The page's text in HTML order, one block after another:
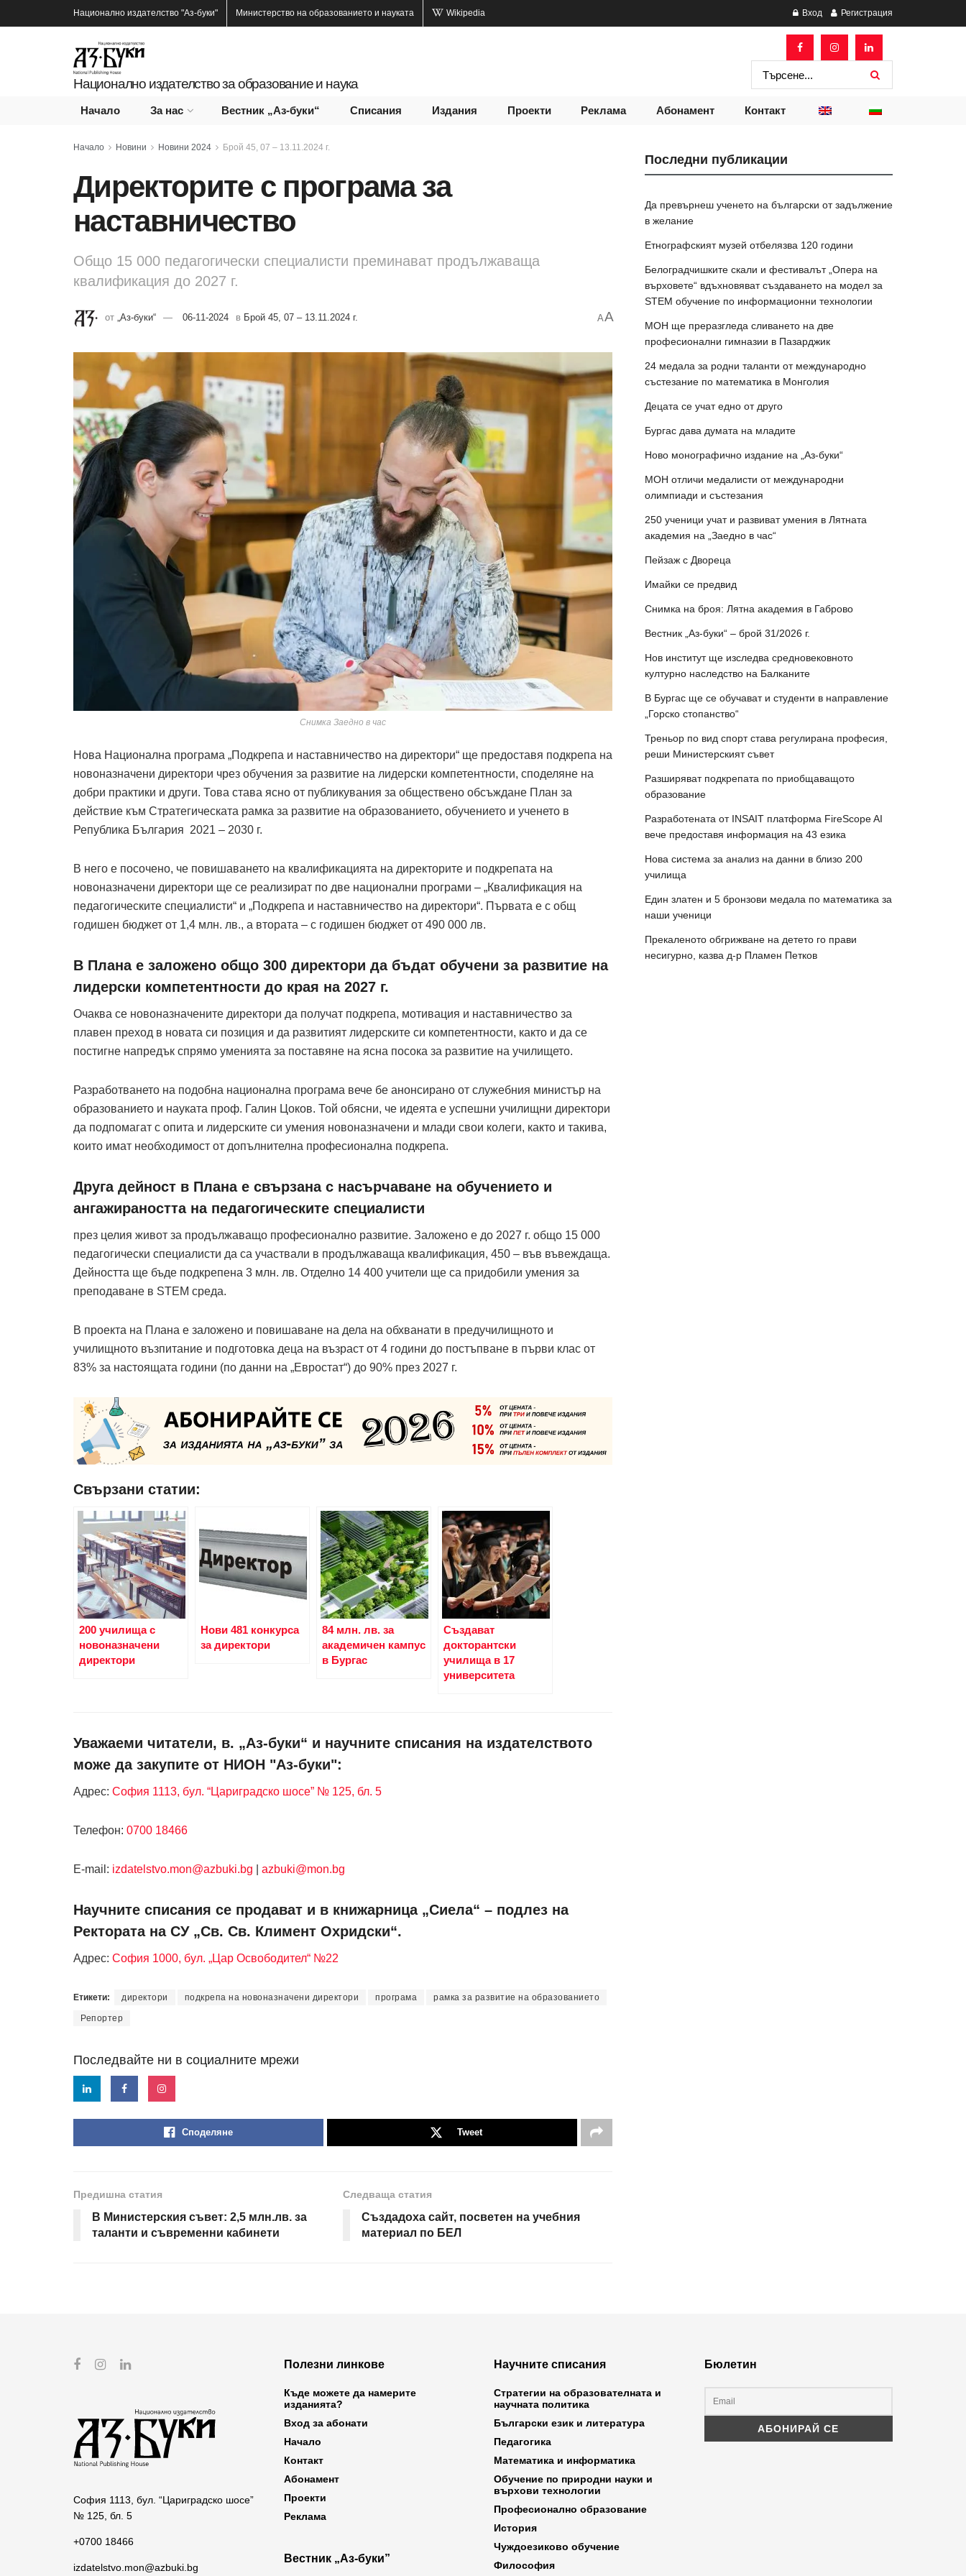
Национално издателство "Аз-буки" Министерство на образованието и науката Wikipedia Вход Регистрация
Национално издателство за образование и наука
Начало За нас Вестник „Аз-буки“ Списания Издания Проекти Реклама Абонамент Контакт
Начало Новини Новини 2024 Брой 45, 07 – 13.11.2024 г.
Директорите с програма за
наставничество
Общо 15 000 педагогически специалисти преминават продължаваща
квалификация до 2027 г.
от „Аз-буки“ 06-11-2024 в Брой 45, 07 – 13.11.2024 г. AA
Снимка Заедно в час
Нова Национална програма „Подкрепа и наставничество на директори“ ще предоставя подкрепа на
новоназначени директори чрез обучения за развитие на лидерски компетентности, споделяне на
добри практики и други. Това става ясно от публикувания за обществено обсъждане План за
действие към Стратегическата рамка за развитие на образованието, обучението и ученето в
Република България ­ 2021 – 2030 г.
В него е посочено, че повишаването на квалификацията на директорите и подкрепата на
новоназначени директори ще се реализират по две национални програми – „Квалификация на
педагогическите специалисти“ и „Подкрепа и наставничество на директори“. Първата е с общ
годишен бюджет от 1,4 млн. лв., а втората – с годишен бюджет от 490 000 лв.
В Плана е заложено общо 300 директори да бъдат обучени за развитие на
лидерски компетентности до края на 2027 г.
Очаква се новоназначените директори да получат подкрепа, мотивация и наставничество за
плавен преход в новата си позиция и да развитият лидерските си компетентности, както и да се
постигне напредък спрямо уменията за поставяне на ясна посока за развитие на училището.
Разработването на подобна национална програма вече бе анонсирано от служебния министър на
образованието и науката проф. Галин Цоков. Той обясни, че идеята е успешни училищни директори
да подпомагат с опита и лидерските си умения новоназначени и млади свои колеги, както и такива,
които имат необходимост от допълнителна професионална подкрепа.
Друга дейност в Плана е свързана с насърчаване на обучението и
ангажираността на педагогическите специалисти
през целия живот за продължаващо професионално развитие. Заложено е до 2027 г. общо 15 000
педагогически специалисти да са участвали в продължаваща квалификация, 450 – във въвеждаща.
Дейността ще бъде подкрепена 3 млн. лв. Отделно 14 400 учители ще са придобили умения за
преподаване в STEM среда.
В проекта на Плана е заложено и повишаване на дела на обхванати в предучилищното и
училищното възпитание и подготовка деца на възраст от 4 години до постъпване в първи клас от
83% за настоящата години (по данни на „Евростат“) до 90% през 2027 г.
Свързани статии:
200 училища с
новоназначени
директори
Нови 481 конкурса
за директори
84 млн. лв. за
академичен кампус
в Бургас
Създават
докторантски
училища в 17
университета
Уважаеми читатели, в. „Аз-буки“ и научните списания на издателството
може да закупите от НИОН "Аз-буки":
Адрес: София 1113, бул. “Цариградско шосе” № 125, бл. 5
Телефон: 0700 18466
Е-mail: izdatelstvo.mon@azbuki.bg azbuki@mon.bg
Научните списания се продават и в книжарница „Сиела“ – подлез на
Ректората на СУ „Св. Св. Климент Охридски“.
Адрес: София 1000, бул. „Цар Освободител“ №22
Етикети: директори подкрепа на новоназначени директори програма рамка за развитие на образованието
Репортер
Последвайте ни в социалните мрежи
Споделяне Tweet
Предишна статия
В Министерския съвет: 2,5 млн.лв. за
таланти и съвременни кабинети
Следваща статия
Създадоха сайт, посветен на учебния
материал по БЕЛ
Последни публикации
Да превърнеш ученето на български от задължение
в желание
Етнографският музей отбелязва 120 години
Белоградчишките скали и фестивалът „Опера на
върховете“ вдъхновяват създаването на модел за
STEM обучение по информационни технологии
МОН ще преразгледа сливането на две
професионални гимназии в Пазарджик
24 медала за родни таланти от международно
състезание по математика в Монголия
Децата се учат едно от друго
Бургас дава думата на младите
Ново монографично издание на „Аз-буки“
МОН отличи медалисти от международни
олимпиади и състезания
250 ученици учат и развиват умения в Лятната
академия на „Заедно в час“
Пейзаж с Двореца
Имайки се предвид
Снимка на броя: Лятна академия в Габрово
Вестник „Аз-буки“ – брой 31/2026 г.
Нов институт ще изследва средновековното
културно наследство на Балканите
В Бургас ще се обучават и студенти в направление
„Горско стопанство“
Треньор по вид спорт става регулирана професия,
реши Министерският съвет
Разширяват подкрепата по приобщаващото
образование
Разработената от INSAIT платформа FireScope AI
вече предоставя информация на 43 езика
Нова система за анализ на данни в близо 200
училища
Един златен и 5 бронзови медала по математика за
наши ученици
Прекаленото обгрижване на детето го прави
несигурно, казва д-р Пламен Петков
София 1113, бул. “Цариградско шосе”
№ 125, бл. 5
+0700 18466
izdatelstvo.mon@azbuki.bg
Полезни линкове
Къде можете да намерите
изданията?
Вход за абонати
Начало
Контакт
Абонамент
Проекти
Реклама
Вестник „Аз-буки”
Научните списания
Стратегии на образователната и
научната политика
Български език и литература
Педагогика
Математика и информатика
Обучение по природни науки и
върхови технологии
Професионално образование
История
Чуждоезиково обучение
Философия
Бюлетин